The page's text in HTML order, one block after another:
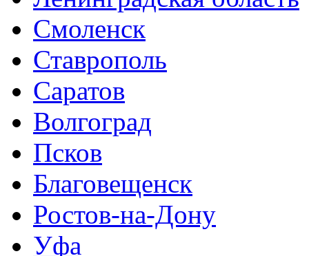
Смоленск
Ставрополь
Саратов
Волгоград
Псков
Благовещенск
Ростов-на-Дону
Уфа